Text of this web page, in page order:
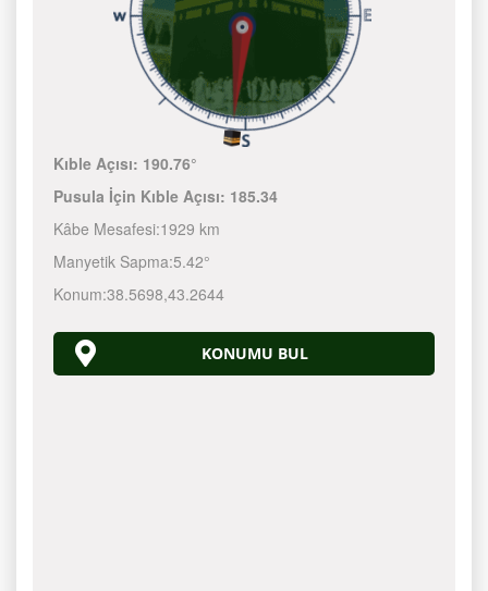
Kıble Açısı: 190.76°
Pusula İçin Kıble Açısı: 185.34
Kâbe Mesafesi:1929 km
Manyetik Sapma:5.42°
Konum:38.5698,43.2644
KONUMU BUL